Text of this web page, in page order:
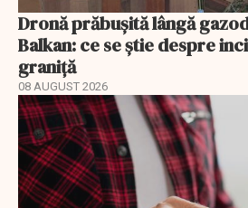
Dronă prăbușită lângă
Balkan: ce se știe despre
graniță
08 AUGUST 2026